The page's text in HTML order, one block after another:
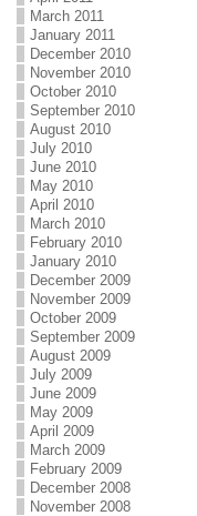
March 2011
January 2011
December 2010
November 2010
October 2010
September 2010
August 2010
July 2010
June 2010
May 2010
April 2010
March 2010
February 2010
January 2010
December 2009
November 2009
October 2009
September 2009
August 2009
July 2009
June 2009
May 2009
April 2009
March 2009
February 2009
December 2008
November 2008